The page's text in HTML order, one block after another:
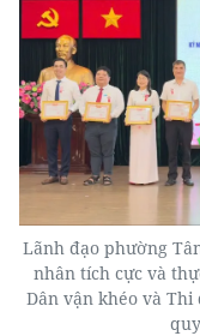
Lãnh đạo phường
nhân tích cực và
Dân vận khéo và